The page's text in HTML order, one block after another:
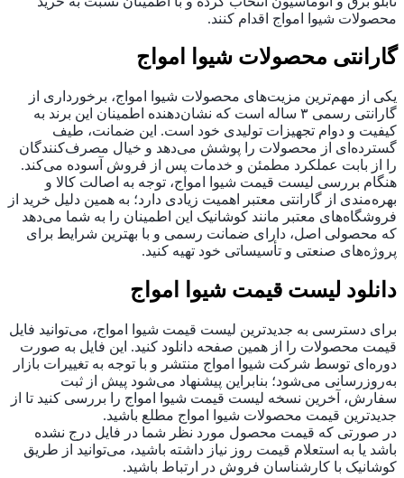
محصولات شیوا امواج اقدام کنند.
گارانتی محصولات شیوا امواج
یکی از مهم‌ترین مزیت‌های محصولات شیوا امواج، برخورداری از
گارانتی رسمی ۳ ساله است که نشان‌دهنده اطمینان این برند به
کیفیت و دوام تجهیزات تولیدی خود است. این ضمانت، طیف
گسترده‌ای از محصولات را پوشش می‌دهد و خیال مصرف‌کنندگان
را از بابت عملکرد مطمئن و خدمات پس از فروش آسوده می‌کند.
هنگام بررسی لیست قیمت شیوا امواج، توجه به اصالت کالا و
بهره‌مندی از گارانتی معتبر اهمیت زیادی دارد؛ به همین دلیل خرید از
فروشگاه‌های معتبر مانند کوشانیک این اطمینان را به شما می‌دهد
که محصولی اصل، دارای ضمانت رسمی و با بهترین شرایط برای
پروژه‌های صنعتی و تأسیساتی خود تهیه کنید.
دانلود لیست قیمت شیوا امواج
برای دسترسی به جدیدترین لیست قیمت شیوا امواج، می‌توانید فایل
قیمت محصولات را از همین صفحه دانلود کنید. این فایل به ‌صورت
دوره‌ای توسط شرکت شیوا امواج منتشر و با توجه به تغییرات بازار
به‌روزرسانی می‌شود؛ بنابراین پیشنهاد می‌شود پیش از ثبت
سفارش، آخرین نسخه لیست قیمت شیوا امواج را بررسی کنید تا از
جدیدترین قیمت محصولات شیوا امواج مطلع باشید.
در صورتی که قیمت محصول مورد نظر شما در فایل درج نشده
باشد یا به استعلام قیمت روز نیاز داشته باشید، می‌توانید از طریق
کوشانیک با کارشناسان فروش در ارتباط باشید.